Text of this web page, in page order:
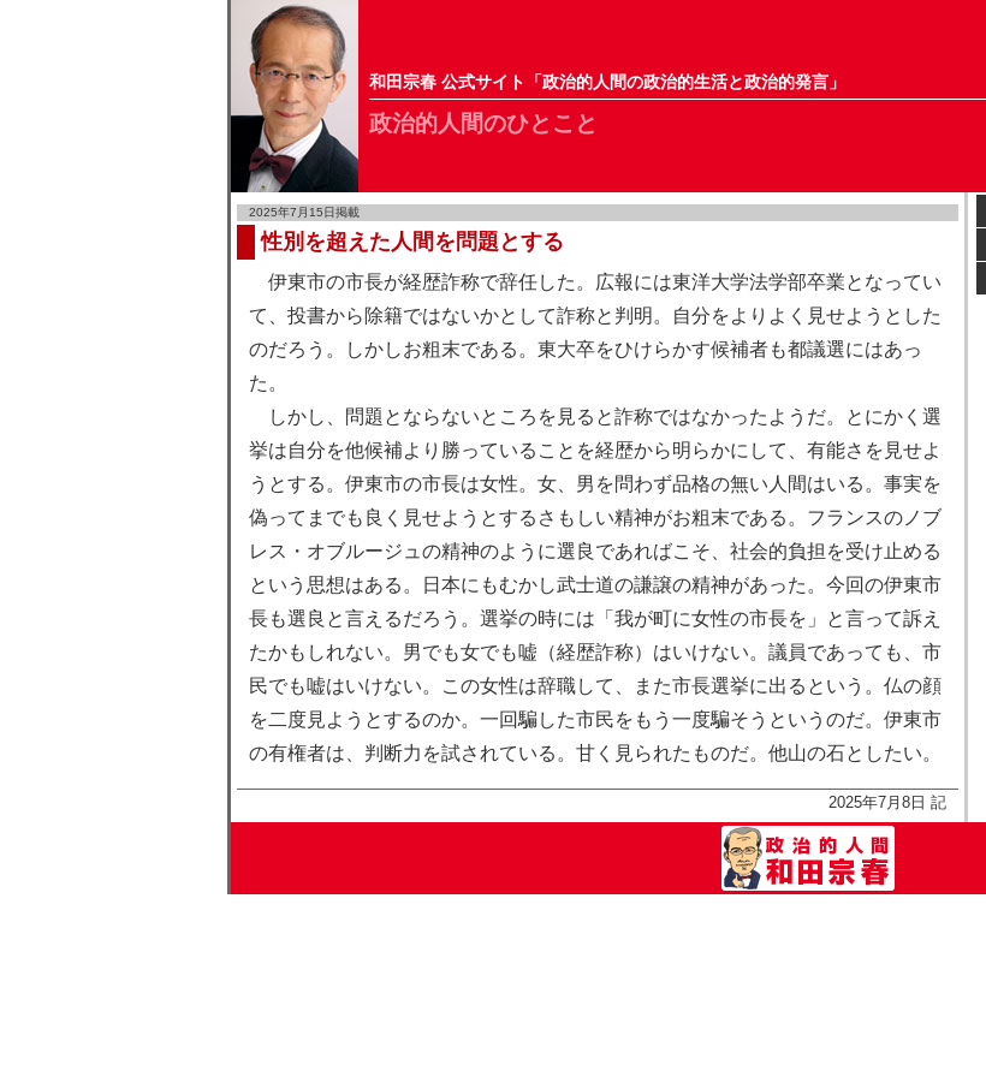
和田宗春 公式サイト「政治的人間の政治的生活と政治的発言」
政治的人間のひとこと
2025年7月15日掲載
性別を超えた人間を問題とする
伊東市の市長が経歴詐称で辞任した。広報には東洋大学法学部卒業となってい
て、投書から除籍ではないかとして詐称と判明。自分をよりよく見せようとした
のだろう。しかしお粗末である。東大卒をひけらかす候補者も都議選にはあっ
た。
しかし、問題とならないところを見ると詐称ではなかったようだ。とにかく選
挙は自分を他候補より勝っていることを経歴から明らかにして、有能さを見せよ
うとする。伊東市の市長は女性。女、男を問わず品格の無い人間はいる。事実を
偽ってまでも良く見せようとするさもしい精神がお粗末である。フランスのノブ
レス・オブルージュの精神のように選良であればこそ、社会的負担を受け止める
という思想はある。日本にもむかし武士道の謙譲の精神があった。今回の伊東市
長も選良と言えるだろう。選挙の時には「我が町に女性の市長を」と言って訴え
たかもしれない。男でも女でも嘘（経歴詐称）はいけない。議員であっても、市
民でも嘘はいけない。この女性は辞職して、また市長選挙に出るという。仏の顔
を二度見ようとするのか。一回騙した市民をもう一度騙そうというのだ。伊東市
の有権者は、判断力を試されている。甘く見られたものだ。他山の石としたい。
2025年7月8日 記